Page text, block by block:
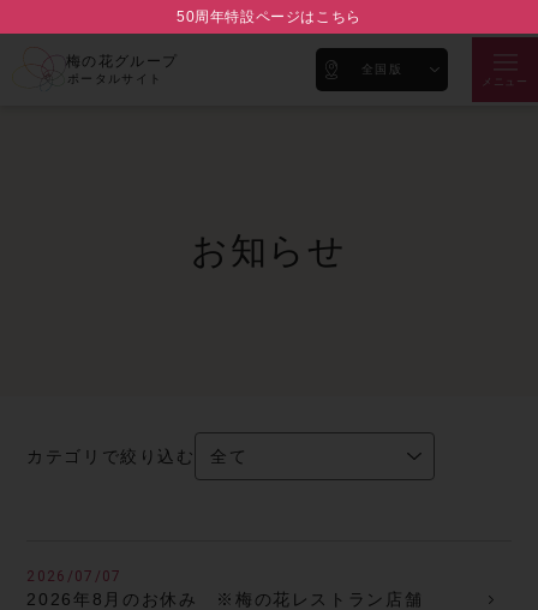
50周年特設ページはこちら
梅の花グループ
ポータルサイト
全国版
メニュー
お知らせ
カテゴリで絞り込む
2026/07/07
2026年8月のお休み ※梅の花レストラン店舗